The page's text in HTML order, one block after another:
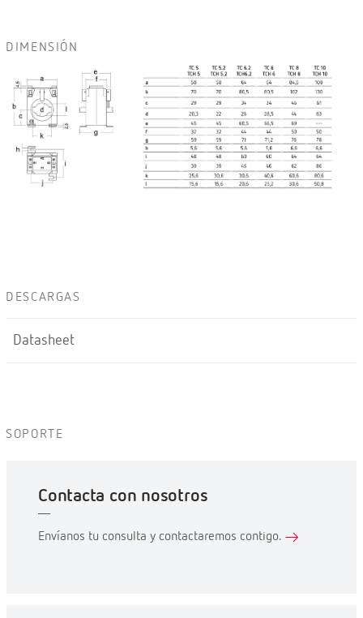
DIMENSIÓN
DESCARGAS
Datasheet
SOPORTE
Contacta con nosotros
Envíanos tu consulta y contactaremos contigo.